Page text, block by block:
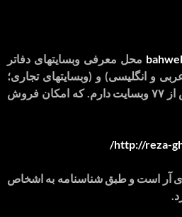
محل معرفی وبسایتهای دفاتر
و انگلیسی) و (وبسایتهای تجاری؛
فارسی و عربی و ترکی) بیش از ۷۷ وبسایت دارم. که امکان فروش
http://reza-
آر است و طبق شناسنامه به اشخاص